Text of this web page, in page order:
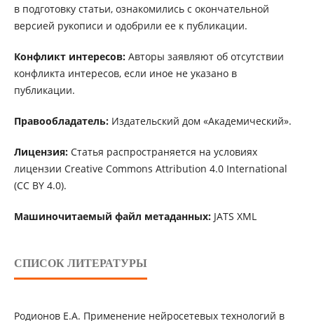
в подготовку статьи, ознакомились с окончательной
версией рукописи и одобрили ее к публикации.
Конфликт интересов:Авторы заявляют об отсутствии
конфликта интересов, если иное не указано в
публикации.
Правообладатель:Издательский дом «Академический».
Лицензия:Статья распространяется на условиях
лицензии Creative Commons Attribution 4.0 International
(CC BY 4.0).
Машиночитаемый файл метаданных:JATS XML
СПИСОК ЛИТЕРАТУРЫ
Родионов Е.А. Применение нейросетевых технологий в